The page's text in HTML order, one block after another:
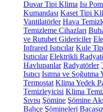
Duvar Tipi Klima Isı
Kumandası Kaset Tipi
Vantilatörler Hava
Temizleme Cihazları
ve Rutubet Gidericiler
Infrared Isıtıcılar Kule Tipi
Isıtıcılar Elektrikli
Havlupanlar Radyatörler
Isıtıcı Isıtma ve Soğutma
Termostat Klima Yedek
Temizleyicisi Klima
Sıvısı Şömine Şömine
Bahçe Şömineleri